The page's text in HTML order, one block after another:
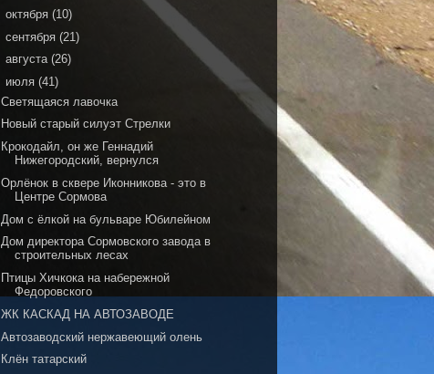
октября (10)
сентября (21)
августа (26)
июля (41)
Светящаяся лавочка
Новый старый силуэт Стрелки
Крокодайл, он же Геннадий
Нижегородский, вернулся
Орлёнок в сквере Иконникова - это в
Центре Сормова
Дом с ёлкой на бульваре Юбилейном
Дом директора Сормовского завода в
строительных лесах
Птицы Хичкока на набережной
Федоровского
ЖК КАСКАД НА АВТОЗАВОДЕ
Автозаводский нержавеющий олень
Клён татарский